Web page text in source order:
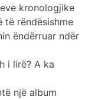
kronologjike
të rëndësishme
ëndërruar ndër
i lirë? A ka
një album